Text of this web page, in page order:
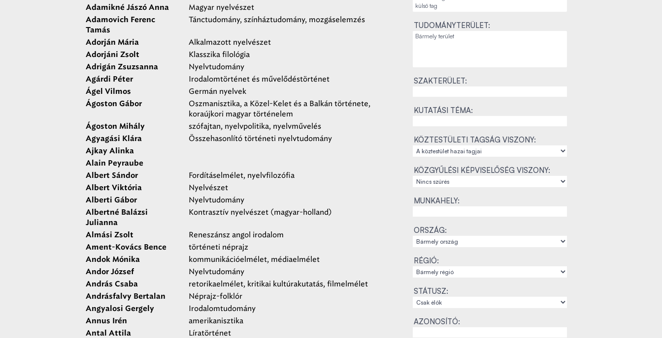
Adamikné Jászó Anna Magyar nyelvészet
Adamovich Ferenc
Tamás
Tánctudomány, színháztudomány, mozgáselemzés
Adorján Mária Alkalmazott nyelvészet
Adorjáni Zsolt Klasszika filológia
Adrigán Zsuzsanna Nyelvtudomány
Agárdi Péter Irodalomtörténet és művelődéstörténet
Ágel Vilmos Germán nyelvek
Ágoston Gábor
Oszmanisztika, a Közel-Kelet és a Balkán története,
koraújkori magyar történelem
Ágoston Mihály szófajtan, nyelvpolitika, nyelvművelés
Agyagási Klára Összehasonlító történeti nyelvtudomány
Ajkay Alinka
Alain Peyraube
Albert Sándor
Fordításelmélet, nyelvfilozófia
Albert Viktória Nyelvészet
Alberti Gábor Nyelvtudomány
Albertné Balázsi
Julianna
Kontrasztív nyelvészet (magyar-holland)
Almási Zsolt Reneszánsz angol irodalom
Ament-Kovács Bence történeti néprajz
Andok Mónika kommunikációelmélet, médiaelmélet
Andor József Nyelvtudomány
András Csaba retorikaelmélet, kritikai kultúrakutatás, filmelmélet
Andrásfalvy Bertalan Néprajz-folklór
Angyalosi Gergely Irodalomtudomány
Annus Irén amerikanisztika
Antal Attila Líratörténet
TUDOMÁNYTERÜLET:
SZAKTERÜLET:
KUTATÁSI TÉMA:
KÖZTESTÜLETI TAGSÁG VISZONY:
KÖZGYŰLÉSI KÉPVISELŐSÉG VISZONY:
MUNKAHELY:
ORSZÁG:
RÉGIÓ:
STÁTUSZ:
AZONOSÍTÓ: